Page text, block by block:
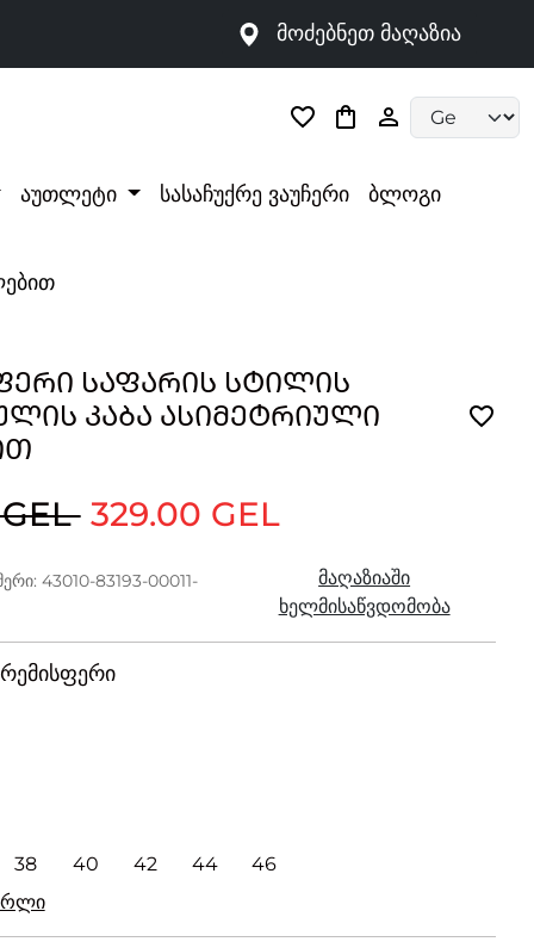
მოძებნეთ მაღაზია
აუთლეტი სასაჩუქრე ვაუჩერი ბლოგი
ᲡᲐᲤᲐᲠᲘᲡ ᲡᲢᲘᲚᲘᲡ
ᲙᲐᲑᲐ ᲐᲡᲘᲛᲔᲢᲠᲘᲣᲚᲘ
329.00 GEL
43010-83193-00011-
მაღაზიაში
ხელმისაწვდომობა
38 40 42 44
46